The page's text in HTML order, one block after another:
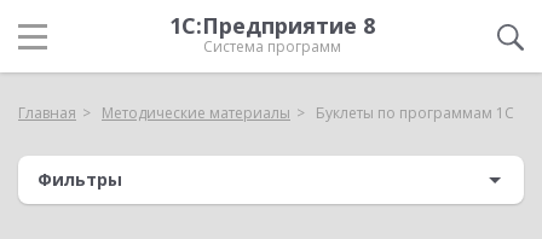
1С:Предприятие 8
Система программ
Главная Методические материалы Буклеты по программам 1С
Фильтры